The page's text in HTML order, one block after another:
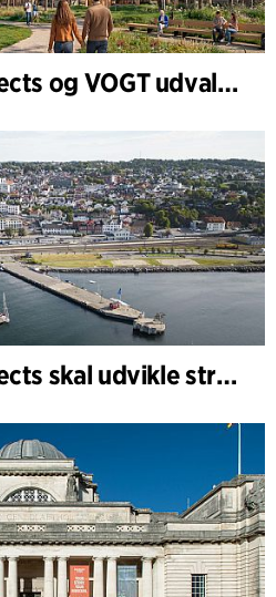
C.F. Møller Architects og VOGT udvalgt til at forme fremtidens Hamburg-Altona
C.F. Møller Architects skal udvikle strategien for ”Knutepunkt Larvik og indre havn”